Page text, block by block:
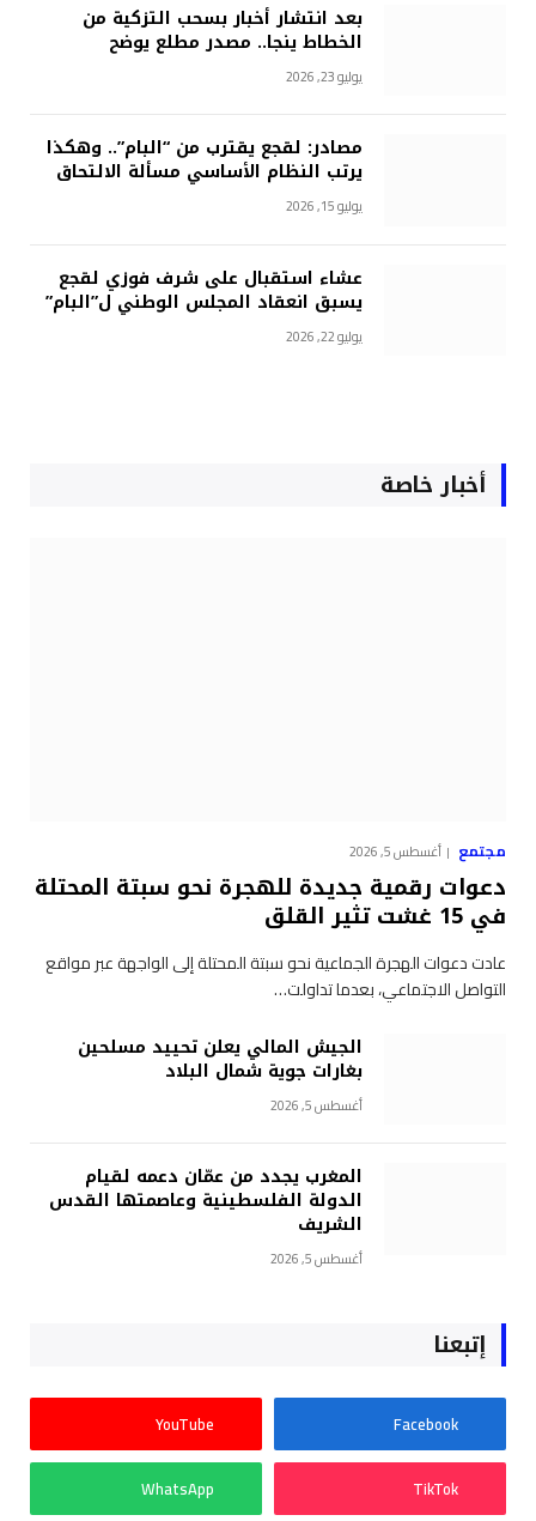
بعد انتشار أخبار بسحب التزكية من
الخطاط ينجا.. مصدر مطلع يوضح
يوليو 23, 2026
مصادر: لقجع يقترب من “البام”.. وهكذا
يرتب النظام الأساسي مسألة الالتحاق
يوليو 15, 2026
عشاء استقبال على شرف فوزي لقجع
يسبق انعقاد المجلس الوطني ل”البام”
يوليو 22, 2026
أخبار خاصة
مجتمع أغسطس 5, 2026
دعوات رقمية جديدة للهجرة نحو سبتة المحتلة
في 15 غشت تثير القلق
عادت دعوات الهجرة الجماعية نحو سبتة المحتلة إلى الواجهة عبر مواقع
التواصل الاجتماعي، بعدما تداولت…
الجيش المالي يعلن تحييد مسلحين
بغارات جوية شمال البلاد
أغسطس 5, 2026
المغرب يجدد من عمّان دعمه لقيام
الدولة الفلسطينية وعاصمتها القدس
الشريف
أغسطس 5, 2026
إتبعنا
Facebook
YouTube
TikTok
WhatsApp